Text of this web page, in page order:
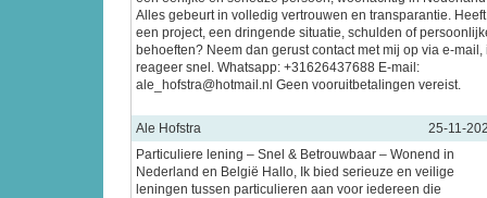
Alles gebeurt in volledig vertrouwen en transparantie.
een project, een dringende situatie, schulden of
behoeften? Neem dan gerust contact met mij op via e-mail,
reageer snel. Whatsapp: +31626437688 E-mail:
ale_hofstra@hotmail.nl Geen vooruitbetalingen vereist.
Ale Hofstra
25-11-
Particuliere lening – Snel & Betrouwbaar – Wonend in
Nederland en België Hallo, Ik bied serieuze en veilige
leningen tussen particulieren aan voor iedereen die